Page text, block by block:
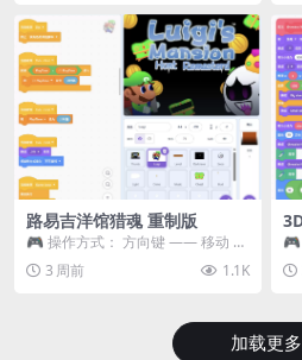
路易吉洋馆猎魂 重制版
🎮 操作方式： 方向键 —— 移动 &
跳跃 空格 —— 打开宝箱 将你...
3 周前 1.1K
加载更多